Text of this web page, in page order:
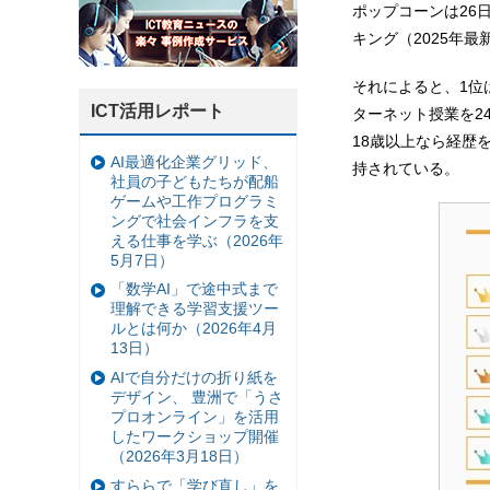
ポップコーンは26
キング（2025年最
それによると、1位
ターネット授業を
18歳以上なら経歴
持されている。
ICT活用レポート
AI最適化企業グリッド、
社員の子どもたちが配船
ゲームや工作プログラミ
ングで社会インフラを支
える仕事を学ぶ（2026年
5月7日）
「数学AI」で途中式まで
理解できる学習支援ツー
ルとは何か（2026年4月
13日）
AIで自分だけの折り紙を
デザイン、 豊洲で「うさ
プロオンライン」を活用
したワークショップ開催
（2026年3月18日）
すららで「学び直し」を